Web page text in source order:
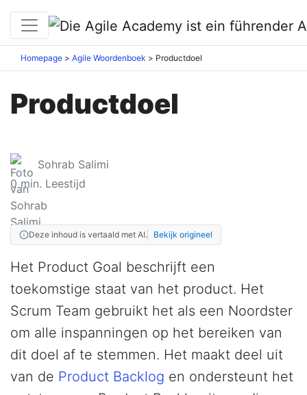
Homepage Agile Woordenboek Productdoel
Productdoel
Sohrab Salimi
0min. Leestijd
Deze inhoud is vertaald met AI. Bekijk origineel
Het Product Goal beschrijft een
toekomstige staat van het product. Het
Scrum Team gebruikt het als een Noordster
om alle inspanningen op het bereiken van
dit doel af te stemmen. Het maakt deel uit
van de Product Backlog en ondersteunt het